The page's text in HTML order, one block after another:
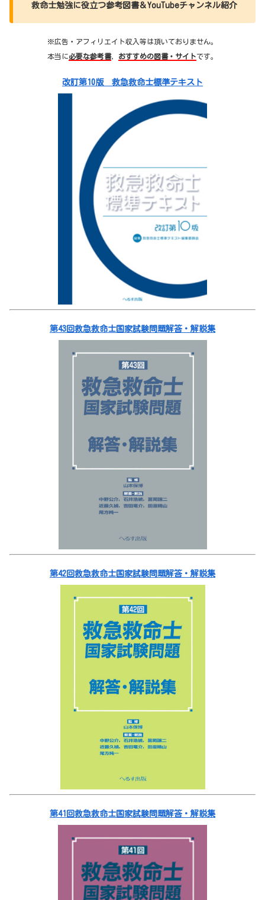
救命士勉強に役立つ参考図書＆YouTubeチャンネル紹介
※広告・アフィリエイト収入等は頂いておりません。
本当に必要な参考書， おすすめの図書・サイトです。
改訂第10版 救急救命士標準テキスト
第43回救急救命士国家試験問題解答・解説集
第42回救急救命士国家試験問題解答・解説集
第41回救急救命士国家試験問題解答・解説集